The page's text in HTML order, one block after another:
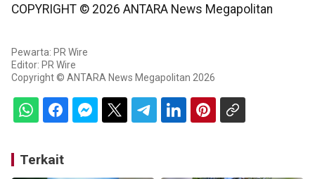
COPYRIGHT © 2026 ANTARA News Megapolitan
Pewarta: PR Wire
Editor: PR Wire
Copyright © ANTARA News Megapolitan 2026
Terkait